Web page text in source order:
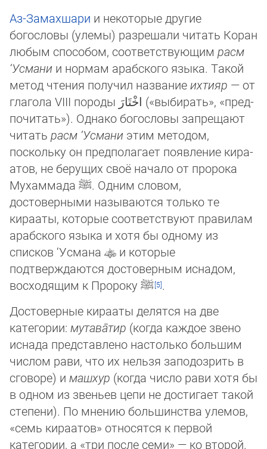
Аз-Замахшари и некоторые другие
богословы (улемы) разрешали читать Коран
любым способом, соответствующим расм
‘Усмани и нор­мам арабского языка. Такой
метод чтения получил названиеихтияр — от
глагола VIII породы اخْتَارَ («выбирать», «пред­
по­чи­тать»). Однако богословы запрещают
чи­тать расм ‘Усмани этим методом,
поскольку он предполагает появление ки­ра­
атов, не берущих своё начало от пророка
Мухаммада ﷺ. Одним словом,
достоверными называются только те
кирааты, кото­рые со­от­ветствуют правилам
арабского языка и хотя бы одному из
списков ‘Усмана
и которые
подтверждают­ся до­сто­вер­ным иснадом,
восходящим к Пророку ﷺ .
Достоверные кирааты делятся на две
категории: мутава̄тир (когда каждое звено
иснада представлено настолько большим
числом рави, что их нельзя заподозрить в
сговоре) и машхyр (когда число рави хотя бы
в одном из звеньев цепи не до­сти­га­ет такой
степени). По мнению большинства улемов,
«семь кираатов» относятся к первой
категории, а «три после семи» — ко второй.